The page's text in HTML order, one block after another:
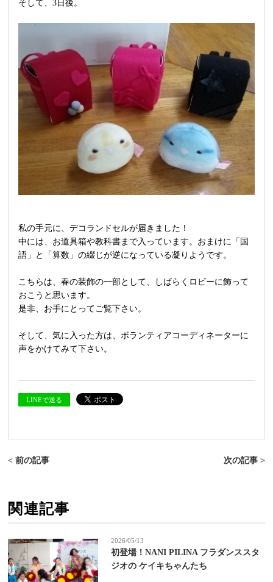
そして、3日後。
私の手元に、デコランドセルが届きました！
中には、お道具箱や教科書まで入っています。おまけに「国
語」と「算数」の綴じが逆になっている凝りようです。
こちらは、春の装飾の一部として、しばらくロビーに飾って
おこうと思います。
是非、お手にとってご覧下さい。
そして、気に入った方は、ボランティアコーディネーターに
声をかけてみて下さい。
LINEで送る
< 前の記事 次の記事 >
関連記事
2026/05/13
初登場！NANI PILINA フラダンススタ
ジオの ケイキちゃんたち